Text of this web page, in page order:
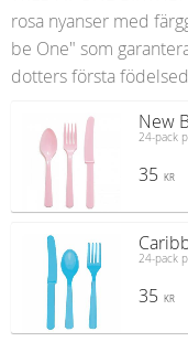
rosa nyanser med
be One" som
dotters första
New
24-pack
35 KR
24-pack
35 KR